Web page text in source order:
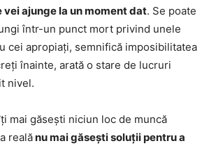
vei ajunge la un moment dat. Se poate
într-un punct mort privind unele
cei apropiați, semnifică imposibilitatea
înainte, arată o stare de lucruri
nivel.
mai găsești niciun loc de muncă
realănu mai găsești soluții pentru a